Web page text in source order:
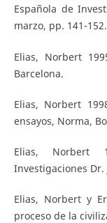
Española de
marzo, pp. 141-152.
Elias, Norbert
Barcelona.
Elias, Norbert
ensayos, Norma,
Elias, Norbert
Investigaciones Dr.
Elias, Norbert y
proceso de la